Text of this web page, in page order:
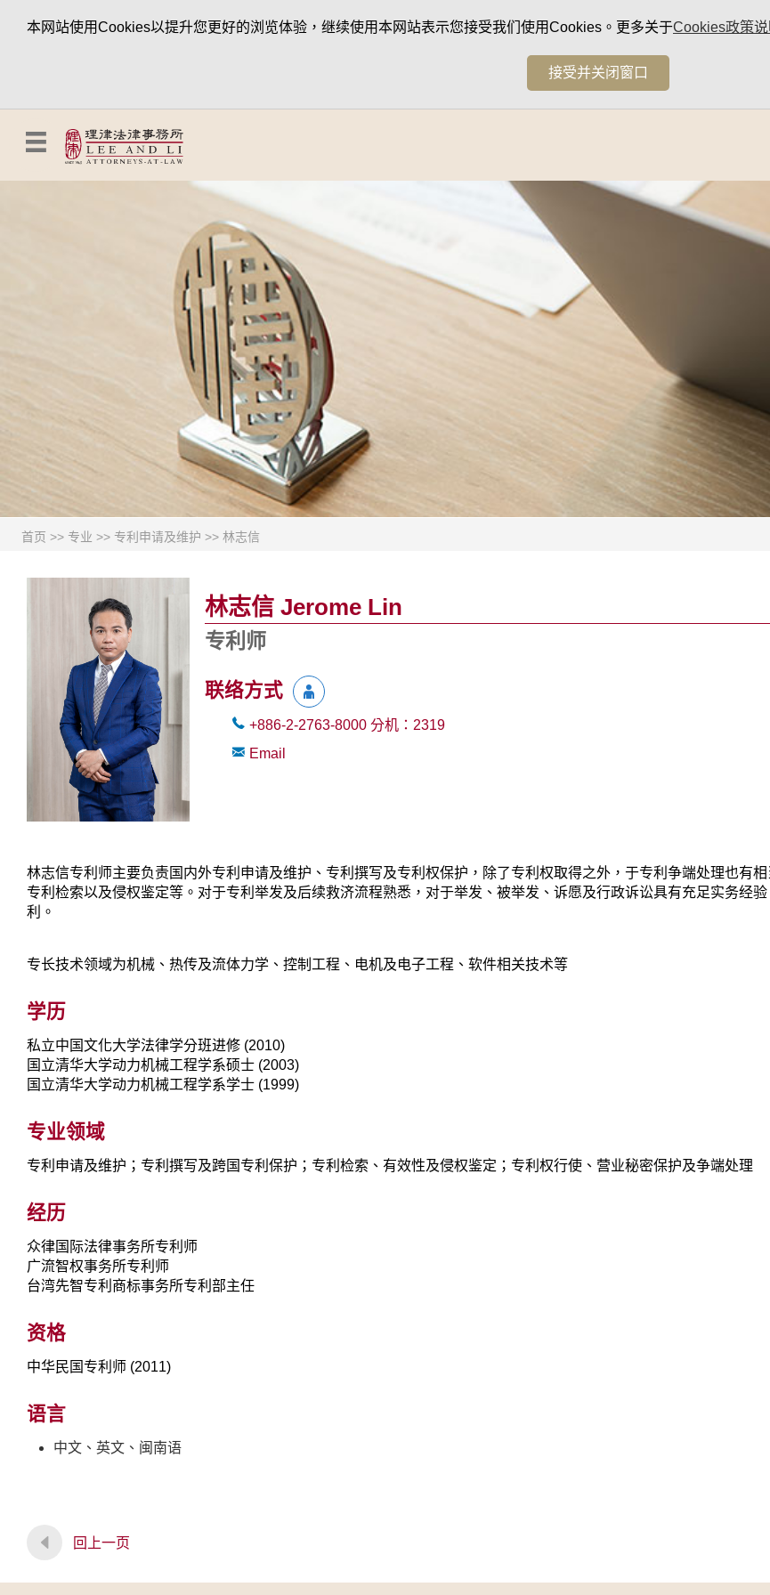
本网站使用Cookies以提升您更好的浏览体验，继续使用本网站表示您接受我们使用Cookies。更多关于Cookies政策说
接受并关闭窗口
首页 >> 专业 >> 专利申请及维护 >> 林志信
林志信 Jerome Lin
专利师
联络方式
+886-2-2763-8000 分机： 2319
Email
林志信专利师主要负责国内外专利申请及维护、专利撰写及专利权保护，除了专利权取得之外，于专利争端处理也有
专利检索以及侵权鉴定等。对于专利举发及后续救济流程熟悉，对于举发、被举发、诉愿及行政诉讼具有充足实务经
利。
专长技术领域为机械、热传及流体力学、控制工程、电机及电子工程、软件相关技术等
学历
私立中国文化大学法律学分班进修 (2010)
国立清华大学动力机械工程学系硕士 (2003)
国立清华大学动力机械工程学系学士 (1999)
专业领域
专利申请及维护；专利撰写及跨国专利保护；专利检索、有效性及侵权鉴定；专利权行使、营业秘密保护及争端处理
经历
众律国际法律事务所专利师
广流智权事务所专利师
台湾先智专利商标事务所专利部主任
资格
中华民国专利师 (2011)
语言
中文、英文、闽南语
回上一页